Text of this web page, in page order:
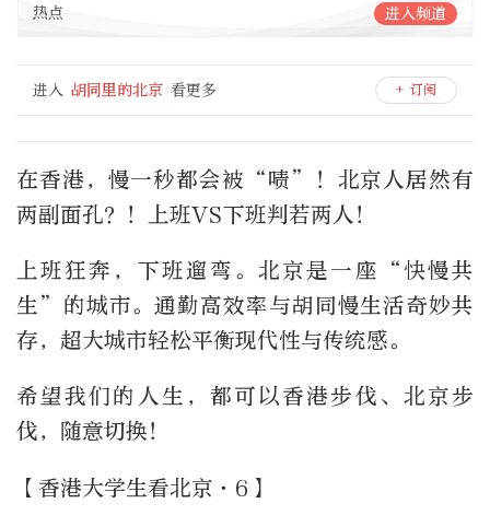
热点 进入频道
进入 胡同里的北京 看更多 + 订阅
在香港，慢一秒都会被“啧”！北京人居然有
两副面孔？！上班VS下班判若两人！
上班狂奔，下班遛弯。北京是一座“快慢共
生”的城市。通勤高效率与胡同慢生活奇妙共
存，超大城市轻松平衡现代性与传统感。
希望我们的人生，都可以香港步伐、北京步
伐，随意切换！
【香港大学生看北京·6】